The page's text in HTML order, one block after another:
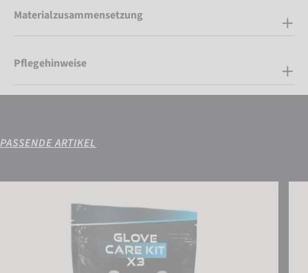
Materialzusammensetzung
Pflegehinweise
PASSENDE ARTIKEL